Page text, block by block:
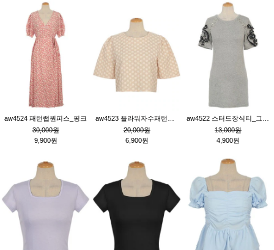
aw4524 패턴랩원피스_핑크
30,000원
9,900원
20,000원
6,900원
13,000원
4,900원